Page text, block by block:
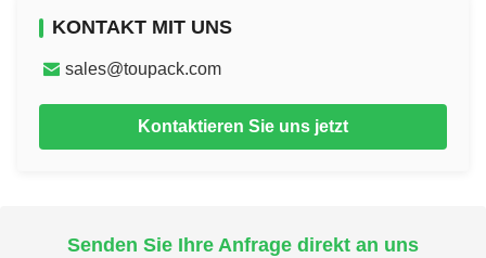
KONTAKT MIT UNS
sales@toupack.com
Kontaktieren Sie uns jetzt
Senden Sie Ihre Anfrage direkt an uns